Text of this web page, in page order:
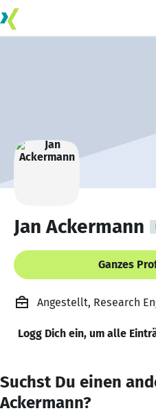
Jan Ackermann
Ganzes
Angestellt, Research
Logg Dich ein, um alle
Suchst Du einen
Ackermann?